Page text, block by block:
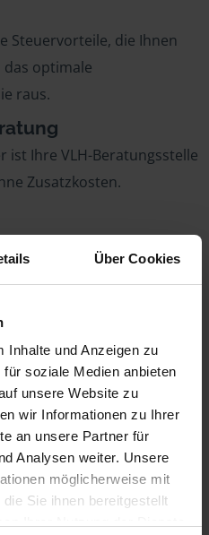
Über Cookies
Inhalte und Anzeigen zu
soziale Medien anbieten
unsere Website zu
wir Informationen zu Ihrer
an unsere Partner für
Analysen weiter. Unsere
möglicherweise mit
Sie ihnen bereitgestellt
Steuervorteile, die Ihnen
optimale
raus.
ist Ihre VLH-Beratungsstelle
Zusatzkosten.
der sich nach Ihren
zu können, benötigen
eine Reihe von